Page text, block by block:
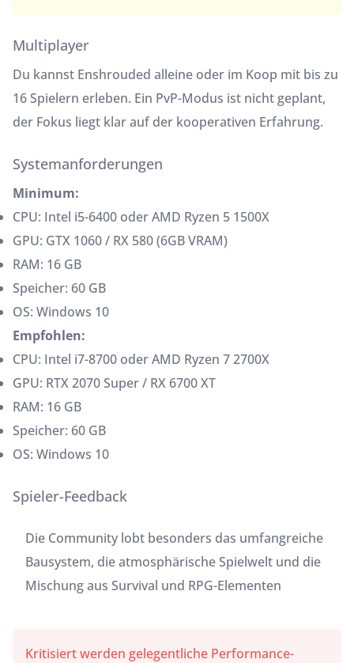
Multiplayer
Du kannst Enshrouded alleine oder im Koop mit bis zu
16 Spielern erleben. Ein PvP-Modus ist nicht geplant,
der Fokus liegt klar auf der kooperativen Erfahrung.
Systemanforderungen
Minimum:
CPU: Intel i5-6400 oder AMD Ryzen 5 1500X
GPU: GTX 1060 / RX 580 (6GB VRAM)
RAM: 16 GB
Speicher: 60 GB
OS: Windows 10
Empfohlen:
CPU: Intel i7-8700 oder AMD Ryzen 7 2700X
GPU: RTX 2070 Super / RX 6700 XT
RAM: 16 GB
Speicher: 60 GB
OS: Windows 10
Spieler-Feedback
Die Community lobt besonders das umfangreiche
Bausystem, die atmosphärische Spielwelt und die
Mischung aus Survival und RPG-Elementen
Kritisiert werden gelegentliche Performance-